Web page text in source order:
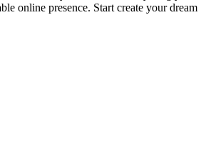
online presence. Start create your dream